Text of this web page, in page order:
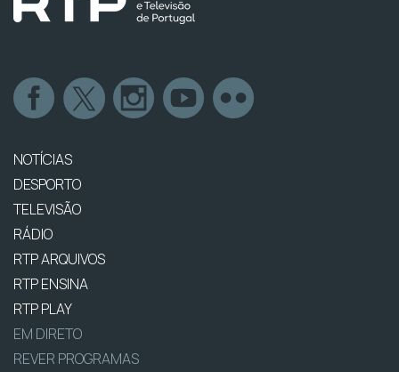
NOTÍCIAS
DESPORTO
TELEVISÃO
RÁDIO
RTP ARQUIVOS
RTP ENSINA
RTP PLAY
EM DIRETO
REVER PROGRAMAS